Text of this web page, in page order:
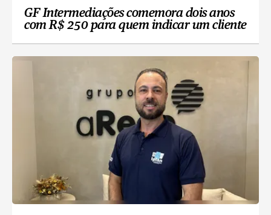
GF Intermediações comemora dois anos
com R$ 250 para quem indicar um cliente